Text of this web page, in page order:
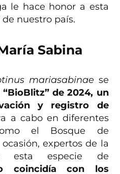
le hace honor a esta
nuestro país.
Sabina
mariasabinae se
“BioBlitz” de 2024, un
y registro de
a cabo en diferentes
el Bosque de
expertos de la
esta especie de
coincidía con los